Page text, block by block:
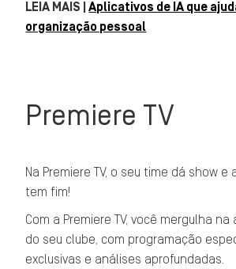
LEIA MAIS |Aplicativos de IA que
organização pessoal
Premiere TV
Na Premiere TV, o seu time dá show e
tem fim!
Com a Premiere TV, você mergulha
do seu clube, com programação
exclusivas e análises aprofundadas.